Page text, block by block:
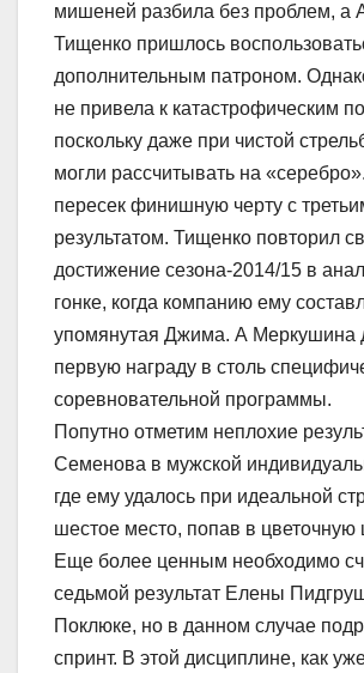
мишеней разбила без проблем, а
Тищенко пришлось
дополнительным патроном.
не привела к катастрофическим
поскольку даже при чистой
могли рассчитывать на
пересек финишную черту с
результатом. Тищенко повторил
достижение сезона-2014/15 в
гонке, когда компанию ему
упомянутая Джима. А Меркушина
первую награду в столь
соревновательной программы.
Попутно отметим неплохие
Семенова в мужской
где ему удалось при идеальной
шестое место, попав в
Еще более ценным необходимо
седьмой результат Елены
Поклюке, но в данном случае
спринт. В этой дисциплине, как